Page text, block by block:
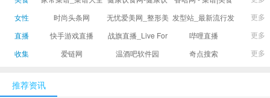
_菜谱家常菜做法大
食食谱_健康饮食小 菜谱|菜谱大全-学做
女性
时尚头条网
LADYMAX.cn|国内
新闻并提供奢侈品
无忧爱美网_整形美
容门户
发型站_最新流行发
型设计发型图片与
更多
直播
快手游戏直播
战旗直播_Live For
Gamers丨天生爱
哔哩直播
更多
收集
爱链网 温酒吧软件园 奇点搜索 更多
推荐资讯